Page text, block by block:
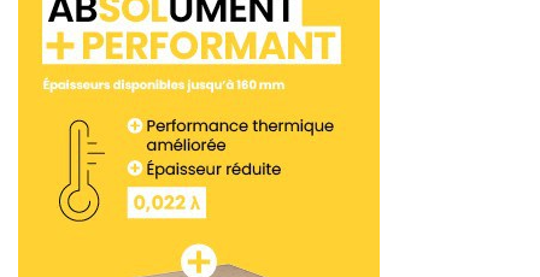
Selon la FFB, les poussières de silice cristalline
alvéolaire seront bientôt classées en France
comme cancérigènes. Et ce, suite à la modification
de la directive européenne de protection
individuelle (EPI).« La prévention des risques
professionnels, enjeu essentiel pour l’entreprise, a
besoin – tel un arc – d’être retendue chaque jour »
commission nationale prévention.